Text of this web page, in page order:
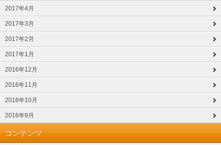
2017年4月
2017年3月
2017年2月
2017年1月
2016年12月
2016年11月
2016年10月
2016年9月
コンテンツ